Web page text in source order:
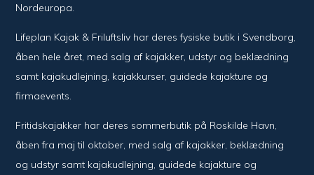
Nordeuropa.
Lifeplan Kajak & Friluftsliv har deres fysiske butik i Svendborg,
åben hele året, med salg af kajakker, udstyr og beklædning
samt kajakudlejning, kajakkurser, guidede kajakture og
firmaevents.
Fritidskajakker har deres sommerbutik på Roskilde Havn,
åben fra maj til oktober, med salg af kajakker, beklædning
og udstyr samt kajakudlejning, guidede kajakture og